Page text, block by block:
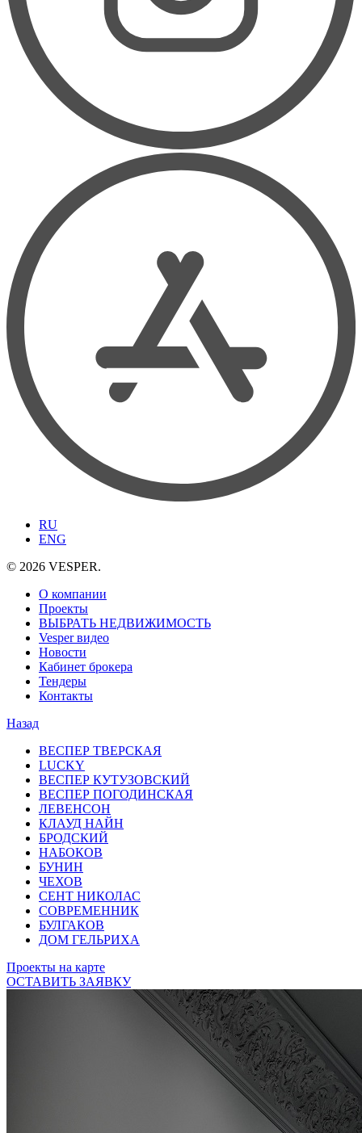
RU
ENG
© 2026 VESPER.
О компании
Проекты
ВЫБРАТЬ НЕДВИЖИМОСТЬ
Vesper видео
Новости
Кабинет брокера
Тендеры
Контакты
Назад
ВЕСПЕР ТВЕРСКАЯ
LUCKY
ВЕСПЕР КУТУЗОВСКИЙ
ВЕСПЕР ПОГОДИНСКАЯ
ЛЕВЕНСОН
КЛАУД НАЙН
БРОДСКИЙ
НАБОКОВ
БУНИН
ЧЕХОВ
СЕНТ НИКОЛАС
СОВРЕМЕННИК
БУЛГАКОВ
ДОМ ГЕЛЬРИХА
Проекты на карте
ОСТАВИТЬ ЗАЯВКУ